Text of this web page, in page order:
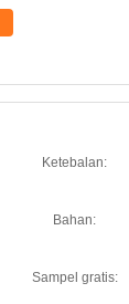
Ketebalan:
Bahan:
Sampel gratis: